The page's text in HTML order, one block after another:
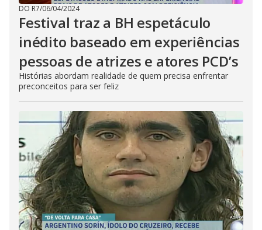
DO R7/06/04/2024
Festival traz a BH espetáculo
inédito baseado em experiências
pessoas de atrizes e atores PCD’s
Histórias abordam realidade de quem precisa enfrentar
preconceitos para ser feliz